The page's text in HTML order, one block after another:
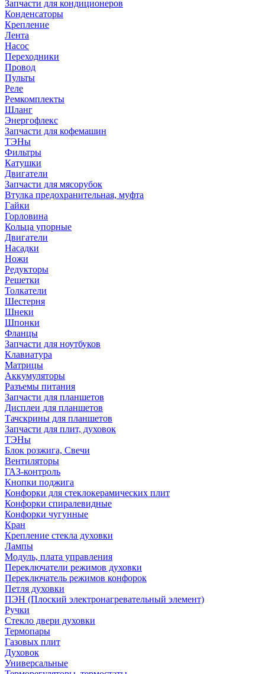
Запчасти для кондиционеров
Конденсаторы
Крепление
Лента
Насос
Переходники
Провод
Пульты
Реле
Ремкомплекты
Шланг
Энергофлекс
Запчасти для кофемашин
ТЭНы
Фильтры
Катушки
Двигатели
Запчасти для мясорубок
Втулка предохранительная, муфта
Гайки
Горловина
Кольца упорные
Двигатели
Насадки
Ножи
Редукторы
Решетки
Толкатели
Шестерня
Шнеки
Шпонки
Фланцы
Запчасти для ноутбуков
Клавиатура
Матрицы
Аккумуляторы
Разъемы питания
Запчасти для планшетов
Дисплеи для планшетов
Тачскрины для планшетов
Запчасти для плит, духовок
ТЭНы
Блок розжига, Свечи
Вентиляторы
ГАЗ-контроль
Кнопки поджига
Конфорки для стеклокерамических плит
Конфорки спиралевидные
Конфорки чугунные
Кран
Крепление стекла духовки
Лампы
Модуль, плата управления
Переключатели режимов духовки
Переключатель режимов конфорок
Петля духовки
ПЭН (Плоский электронагревательный элемент)
Ручки
Стекло двери духовки
Термопары
Газовых плит
Духовок
Универсальные